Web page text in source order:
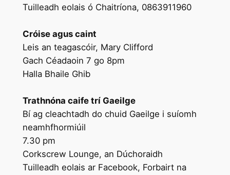
Tuilleadh eolais ó Chaitríona, 0863911960
Cróise agus caint
Leis an teagascóir, Mary Clifford
Gach Céadaoin 7 go 8pm
Halla Bhaile Ghib
Trathnóna caife trí Gaeilge
Bí ag cleachtadh do chuid Gaeilge i suíomh
neamhfhormiúil
7.30 pm
Corkscrew Lounge, an Dúchoraidh
Tuilleadh eolais ar Facebook, Forbairt na